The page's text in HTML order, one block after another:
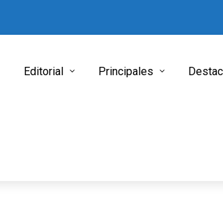
Editorial Principales